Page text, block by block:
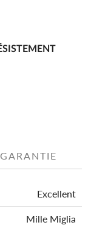
GARANTIE
Excellent
Mille Miglia